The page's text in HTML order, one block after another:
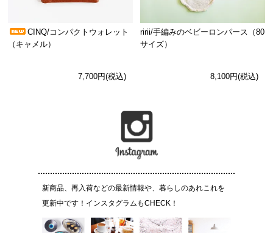
CINQ/コンパクトウォレット
（キャメル）
7,700円(税込)
ririi/手編みのベビーロンパース（80
サイズ）
8,100円(税込)
新商品、再入荷などの最新情報や、暮らしのあれこれを
更新中です！インスタグラムもCHECK！